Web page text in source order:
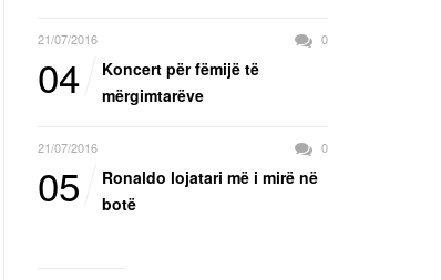
21/07/2016 0
04
Koncert për fëmijë të
mërgimtarëve
21/07/2016 0
05
Ronaldo lojatari më i mirë në
botë